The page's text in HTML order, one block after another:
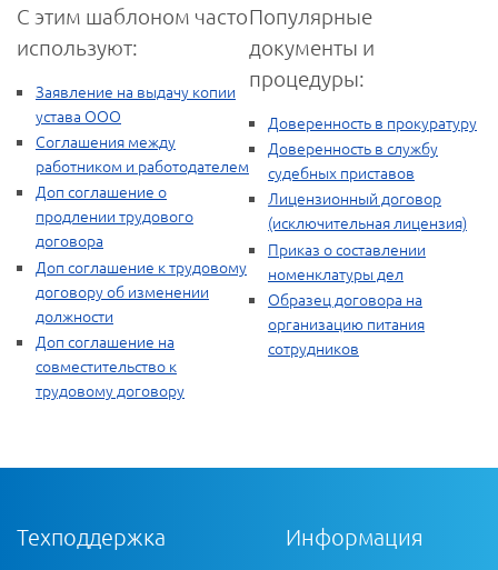
С этим шаблоном часто
используют:
Заявление на выдачу копии
устава ООО
Соглашения между
работником и работодателем
Доп соглашение о
продлении трудового
договора
Доп соглашение к трудовому
договору об изменении
должности
Доп соглашение на
совместительство к
трудовому договору
Популярные
документы и
процедуры:
Доверенность в прокуратуру
Доверенность в службу
судебных приставов
Лицензионный договор
(исключительная лицензия)
Приказ о составлении
номенклатуры дел
Образец договора на
организацию питания
сотрудников
Техподдержка Информация